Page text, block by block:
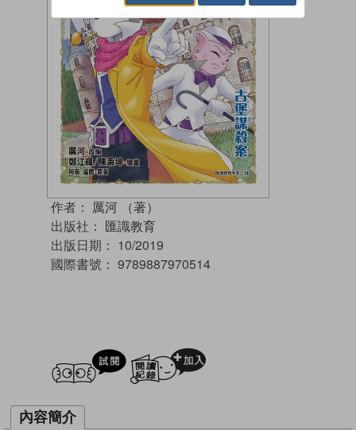
作者： 厲河 （著）
出版社： 匯識教育
出版日期： 10/2019
國際書號： 9789887970514
試閲
內容簡介